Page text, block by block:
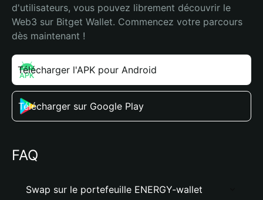
d'utilisateurs, vous pouvez librement découvrir le
Web3 sur Bitget Wallet. Commencez votre parcours
dès maintenant !
Télécharger l'APK pour Android
Télécharger sur Google Play
FAQ
Swap sur le portefeuille ENERGY-wallet